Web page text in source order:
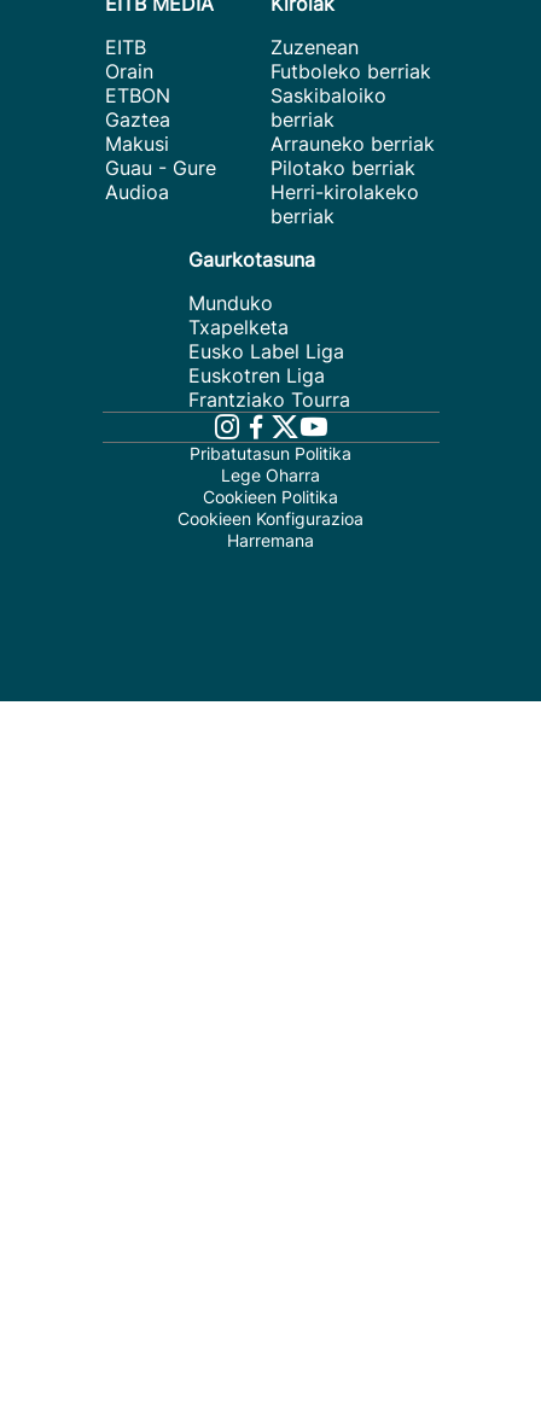
EITB
Orain
ETBON
Gaztea
Makusi
Guau - Gure
Audioa
Zuzenean
Futboleko berriak
Saskibaloiko
berriak
Arrauneko berriak
Pilotako berriak
Herri-kirolakeko
berriak
Gaurkotasuna
Munduko
Txapelketa
Eusko Label Liga
Euskotren Liga
Frantziako Tourra
Pribatutasun Politika
Lege Oharra
Cookieen Politika
Cookieen Konfigurazioa
Harremana